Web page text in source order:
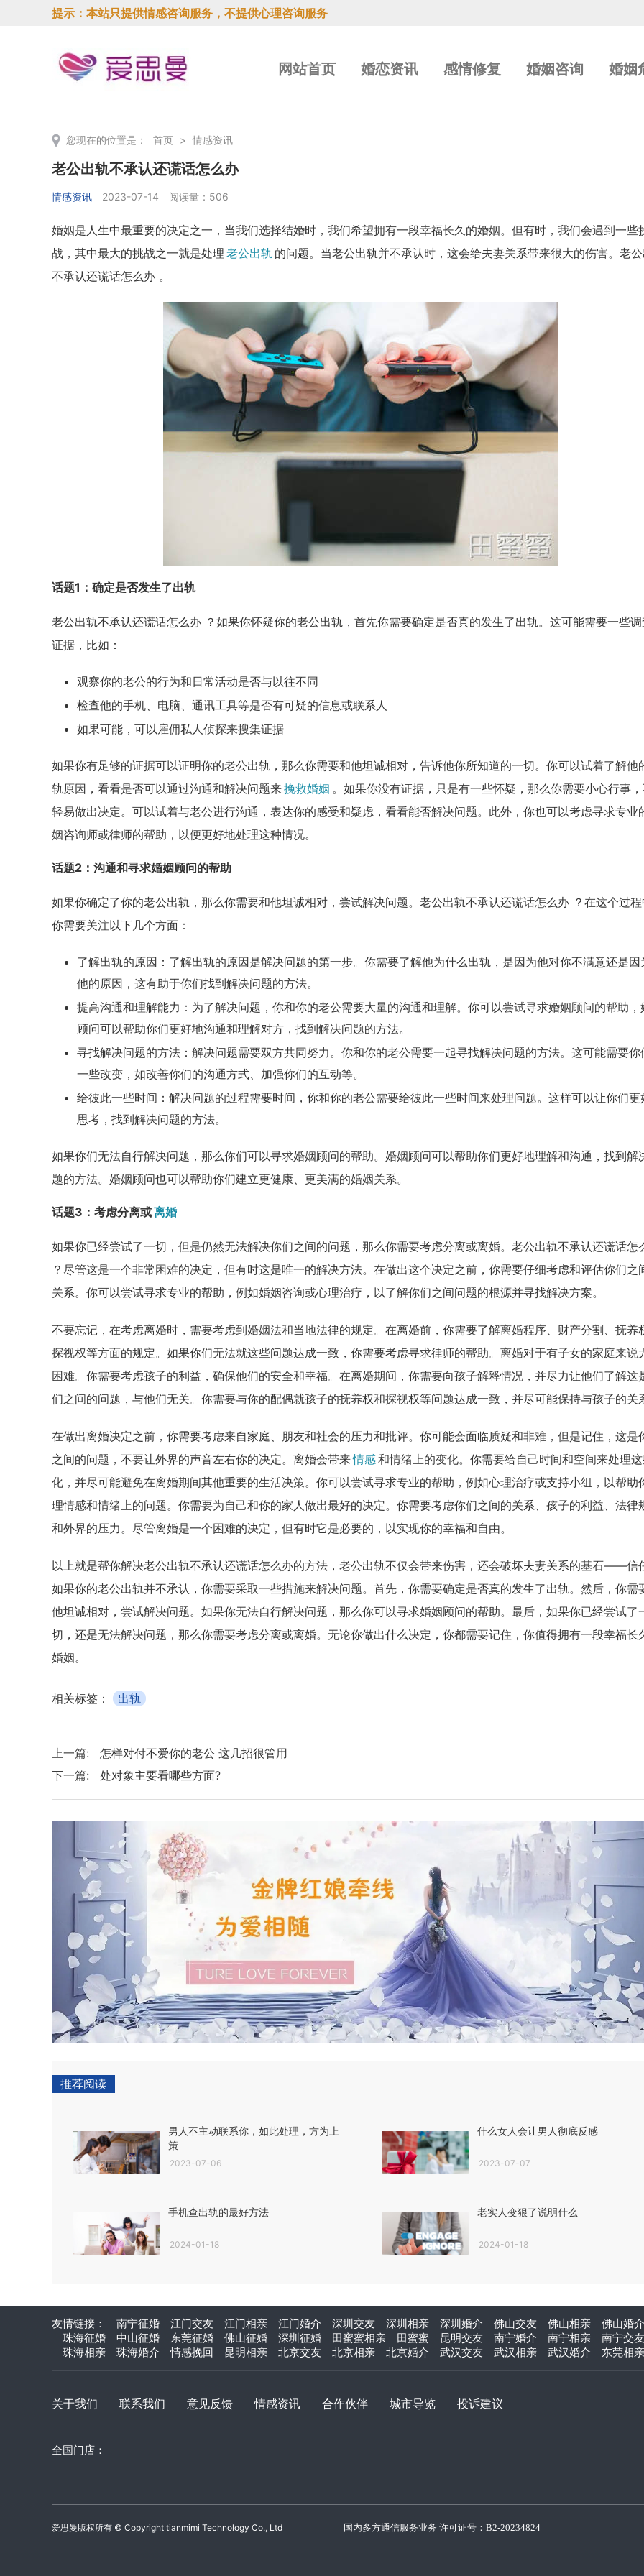
提示：本站只提供情感咨询服务，不提供心理咨询服务
网站首页 婚恋资讯 感情修复 婚姻咨询 婚姻
您现在的位置是： 首页 > 情感资讯
老公出轨不承认还谎话怎么办
情感资讯 2023-07-14 阅读量：506
婚姻是人生中最重要的决定之一，当我们选择结婚时，我们希望拥有一段幸福长久的婚姻。但有时，我们会遇到一些
战，其中最大的挑战之一就是处理 老公出轨 的问题。当老公出轨并不承认时，这会给夫妻关系带来很大的伤害。老
不承认还谎话怎么办 。
话题1：确定是否发生了出轨
老公出轨不承认还谎话怎么办 ？如果你怀疑你的老公出轨，首先你需要确定是否真的发生了出轨。这可能需要一些
证据，比如：
观察你的老公的行为和日常活动是否与以往不同
检查他的手机、电脑、通讯工具等是否有可疑的信息或联系人
如果可能，可以雇佣私人侦探来搜集证据
如果你有足够的证据可以证明你的老公出轨，那么你需要和他坦诚相对，告诉他你所知道的一切。你可以试着了解他
轨原因，看看是否可以通过沟通和解决问题来挽救婚姻 。如果你没有证据，只是有一些怀疑，那么你需要小心行事
轻易做出决定。可以试着与老公进行沟通，表达你的感受和疑虑，看看能否解决问题。此外，你也可以考虑寻求专业
姻咨询师或律师的帮助，以便更好地处理这种情况。
话题2：沟通和寻求婚姻顾问的帮助
如果你确定了你的老公出轨，那么你需要和他坦诚相对，尝试解决问题。老公出轨不承认还谎话怎么办 ？在这个过
你需要关注以下几个方面：
了解出轨的原因：了解出轨的原因是解决问题的第一步。你需要了解他为什么出轨，是因为他对你不满意还是因
他的原因，这有助于你们找到解决问题的方法。
提高沟通和理解能力：为了解决问题，你和你的老公需要大量的沟通和理解。你可以尝试寻求婚姻顾问的帮助，
顾问可以帮助你们更好地沟通和理解对方，找到解决问题的方法。
寻找解决问题的方法：解决问题需要双方共同努力。你和你的老公需要一起寻找解决问题的方法。这可能需要你
一些改变，如改善你们的沟通方式、加强你们的互动等。
给彼此一些时间：解决问题的过程需要时间，你和你的老公需要给彼此一些时间来处理问题。这样可以让你们更
思考，找到解决问题的方法。
如果你们无法自行解决问题，那么你们可以寻求婚姻顾问的帮助。婚姻顾问可以帮助你们更好地理解和沟通，找到解
题的方法。婚姻顾问也可以帮助你们建立更健康、更美满的婚姻关系。
话题3：考虑分离或离婚
如果你已经尝试了一切，但是仍然无法解决你们之间的问题，那么你需要考虑分离或离婚。老公出轨不承认还谎话怎
？尽管这是一个非常困难的决定，但有时这是唯一的解决方法。在做出这个决定之前，你需要仔细考虑和评估你们之
关系。你可以尝试寻求专业的帮助，例如婚姻咨询或心理治疗，以了解你们之间问题的根源并寻找解决方案。
不要忘记，在考虑离婚时，需要考虑到婚姻法和当地法律的规定。在离婚前，你需要了解离婚程序、财产分割、抚养
探视权等方面的规定。如果你们无法就这些问题达成一致，你需要考虑寻求律师的帮助。离婚对于有子女的家庭来说
困难。你需要考虑孩子的利益，确保他们的安全和幸福。在离婚期间，你需要向孩子解释情况，并尽力让他们了解这
们之间的问题，与他们无关。你需要与你的配偶就孩子的抚养权和探视权等问题达成一致，并尽可能保持与孩子的关
在做出离婚决定之前，你需要考虑来自家庭、朋友和社会的压力和批评。你可能会面临质疑和非难，但是记住，这是
之间的问题，不要让外界的声音左右你的决定。离婚会带来情感和情绪上的变化。你需要给自己时间和空间来处理
化，并尽可能避免在离婚期间其他重要的生活决策。你可以尝试寻求专业的帮助，例如心理治疗或支持小组，以帮助
理情感和情绪上的问题。你需要为自己和你的家人做出最好的决定。你需要考虑你们之间的关系、孩子的利益、法律
和外界的压力。尽管离婚是一个困难的决定，但有时它是必要的，以实现你的幸福和自由。
以上就是帮你解决老公出轨不承认还谎话怎么办的方法，老公出轨不仅会带来伤害，还会破坏夫妻关系的基石——信
如果你的老公出轨并不承认，你需要采取一些措施来解决问题。首先，你需要确定是否真的发生了出轨。然后，你需
他坦诚相对，尝试解决问题。如果你无法自行解决问题，那么你可以寻求婚姻顾问的帮助。最后，如果你已经尝试了
切，还是无法解决问题，那么你需要考虑分离或离婚。无论你做出什么决定，你都需要记住，你值得拥有一段幸福长
婚姻。
相关标签： 出轨
上一篇:
怎样对付不爱你的老公 这几招很管用
下一篇:
处对象主要看哪些方面?
推荐阅读
男人不主动联系你，如此处理，方为上
策
2023-07-06
什么女人会让男人彻底反感
2023-07-07
手机查出轨的最好方法
2024-01-18
老实人变狠了说明什么
2024-01-18
友情链接： 南宁征婚 江门交友 江门相亲 江门婚介 深圳交友 深圳相亲 深圳婚介 佛山交友 佛山相亲
佛山婚介
珠海征婚
中山征婚 东莞征婚 佛山征婚 深圳征婚 田蜜蜜相亲 田蜜蜜 昆明交友 南宁婚介 南宁相亲
南宁交友
珠海相亲
珠海婚介 情感挽回 昆明相亲 北京交友 北京相亲 北京婚介 武汉交友 武汉相亲 武汉婚介 东莞相亲
关于我们 联系我们 意见反馈 情感资讯 合作伙伴 城市导览 投诉建议
全国门店：
爱思曼版权所有 © Copyright tianmimi Technology Co., Ltd 国内多方通信服务业务 许可证号： B2-20234824